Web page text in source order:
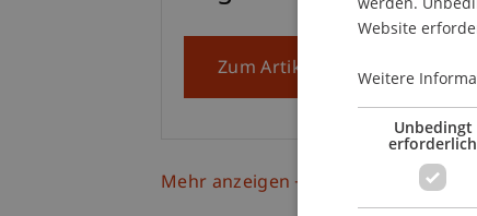
Zum Artikel
Mehr anzeigen
Website
Weitere
Unbedingt
erforderlich